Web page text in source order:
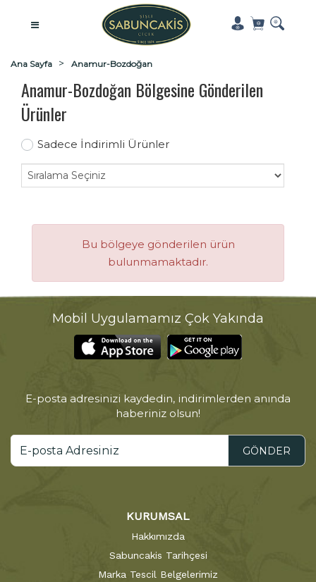
Ana Sayfa Anamur-Bozdoğan
Anamur-Bozdoğan Bölgesine Gönderilen
Ürünler
Sadece İndirimli Ürünler
Bu bölgeye gönderilen ürün
bulunmamaktadır.
Mobil Uygulamamız Çok Yakında
E-posta adresinizi kaydedin, indirimlerden anında
haberiniz olsun!
GÖNDER
KURUMSAL
Hakkımızda
Sabuncakis Tarihçesi
Marka Tescil Belgelerimiz